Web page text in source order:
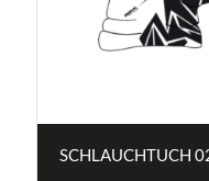
SCHLAUCHTUCH